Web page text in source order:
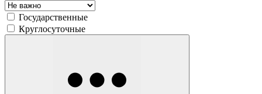
Государственные
Круглосуточные